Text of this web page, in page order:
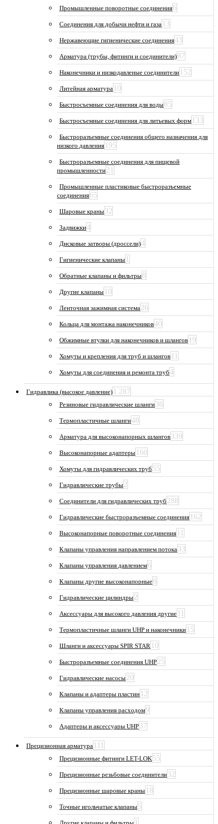
Промышленные поворотные соединения6
Соединения для добычи нефти и газа 13
Нержавеющие гигиенические соединения43
Арматура (трубы, фитинги и соединители)87
Наконечники и низкодавленые соединители 152
Литейная арматура 10
Быстросъемные соединения для воды85
Быстросъемные соединения для литьевых форм 133
Быстроразъемные соединения общего назначения для
низкого давления 195
Быстроразъемные соединения для пищевой
промышленности21
Промышленные пластиковые быстроразъемные
соединения65
Шаровые краны32
Задвижки4
Дисковые затворы (дроссели)4
Гигиенические клапаны 1
Обратные клапаны и фильтры8
Другие клапаны 10
Ленточная зажимная система26
Кольца для монтажа наконечников40
Обжимные втулки для наконечников и шлангов 19
Хомуты и крепления для труб и шлангов 11
Хомуты для соединения и ремонта труб4
Гидравлика (высокое давление) 1 287
Резиновые гидравлические шланги36
Термопластичные шланги48
Арматура для высоконапорных шлангов339
Высоконапорные адаптеры 160
Хомуты для гидравлических труб 55
Гидравлические трубы2
Соединители для гидравлических труб 288
Гидравлические быстроразъемные соединения 162
Высоконапорные поворотные соединения 11
Клапаны управления направлением потока33
Клапаны управления давлением6
Клапаны другие высоконапорные6
Гидравлические цилиндры2
Аксессуары для высокого давления другие 11
Термопластичные шланги UHP и наконечники 15
Шланги и аксессуары SPIR STAR 10
Быстроразъемные соединения UHP25
Гидравлические насосы20
Клапаны и адаптеры пластин 12
Клапаны управления расходом9
Адаптеры и аксессуары UHP37
Прецизионная арматура 111
Прецизионные фитинги LET-LOK55
Прецизионные резьбовые соединители32
Прецизионные шаровые краны 18
Точные игольчатые клапаны5